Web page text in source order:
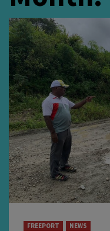
FREEPORT NEWS